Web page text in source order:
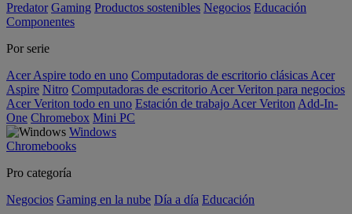
Predator Gaming Productos sostenibles Negocios Educación
Componentes
Por serie
Acer Aspire todo en uno Computadoras de escritorio clásicas Acer
Aspire Nitro Computadoras de escritorio Acer Veriton para negocios
Acer Veriton todo en uno Estación de trabajo Acer Veriton Add-In-
One Chromebox Mini PC
Windows
Chromebooks
Pro categoría
Negocios Gaming en la nube Día a día Educación